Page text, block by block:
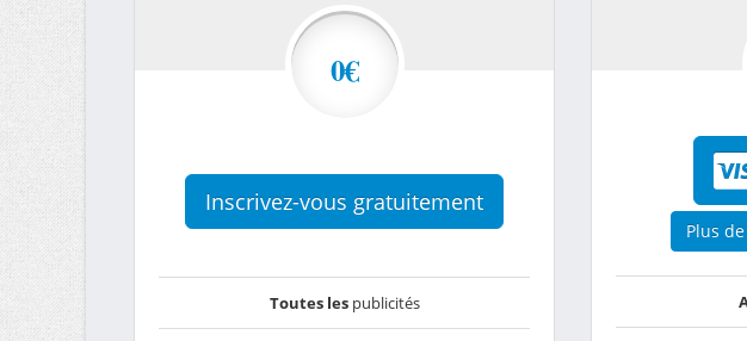
0€
Inscrivez-vous gratuitement
Toutes lespublicités
Plus